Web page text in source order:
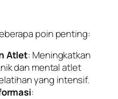
poin penting:
Atlet: Meningkatkan
dan mental atlet
yang intensif.
: